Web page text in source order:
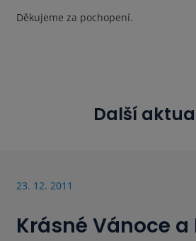
Děkujeme za pochopení.
Další
23. 12. 2011
Krásné Vánoce a